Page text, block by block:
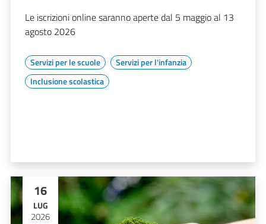
Le iscrizioni online saranno aperte dal 5 maggio al 13
agosto 2026
Servizi per le scuole
Servizi per l'infanzia
Inclusione scolastica
16
LUG
2026